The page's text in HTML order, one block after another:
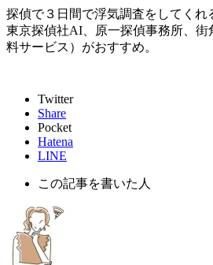
探偵で３日間で浮気調査をしてくれ
東京探偵社AI、原一探偵事務所、街
料サービス）がおすすめ。
Twitter
Share
Pocket
Hatena
LINE
この記事を書いた人